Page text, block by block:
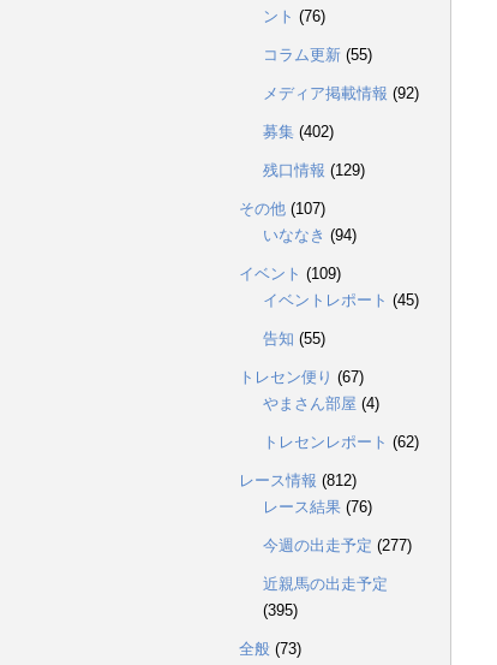
ント (76)
コラム更新 (55)
メディア掲載情報 (92)
募集 (402)
残口情報 (129)
その他 (107)
いななき (94)
イベント (109)
イベントレポート (45)
告知 (55)
トレセン便り (67)
やまさん部屋 (4)
トレセンレポート (62)
レース情報 (812)
レース結果 (76)
今週の出走予定 (277)
近親馬の出走予定
(395)
全般 (73)